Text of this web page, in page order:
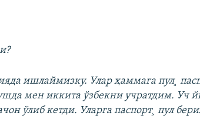
ишлаймизку. Улар ҳаммага пул¸
мен иккита ўзбекни учратдим. Уч
ўлиб кетди. Уларга паспорт¸ пул